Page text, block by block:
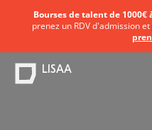
Bourses de talent de 1000€
prenez un RDV d'admission
LISAA